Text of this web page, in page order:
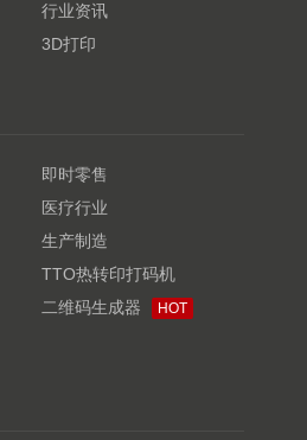
行业资讯
3D打印
即时零售
医疗行业
生产制造
TTO热转印打码机
二维码生成器 HOT